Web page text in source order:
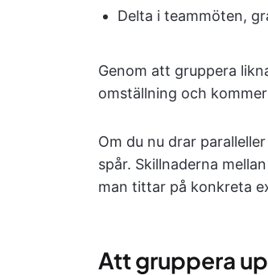
Delta i teammöten,
Genom att gruppera
omställning och
Om du nu drar
spår. Skillnaderna
man tittar på konkreta
Att gruppera